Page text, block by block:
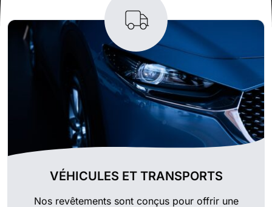
VÉHICULES ET TRANSPORTS
Nos revêtements sont conçus pour offrir une